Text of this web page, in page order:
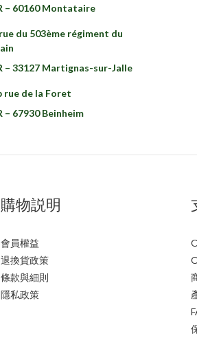
– 60160 Montataire
du 503ème régiment du
– 33127 Martignas-sur-Jalle
rue de la Foret
– 67930 Beinheim
購物説明
會員權益
退換貨政策
條款與細則
隱私政策